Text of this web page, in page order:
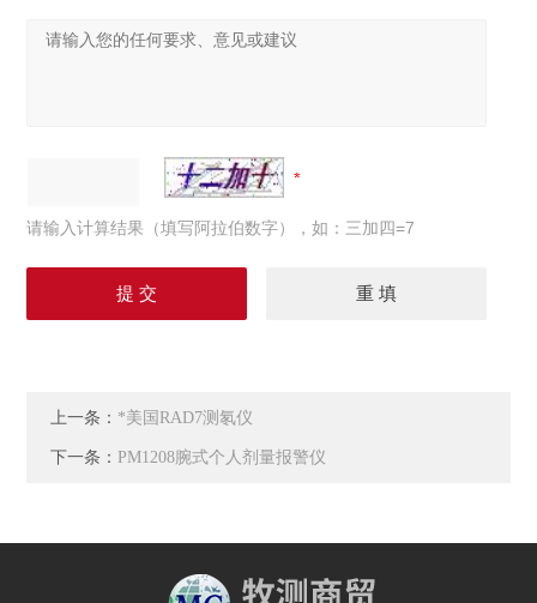
请输入计算结果（填写阿拉伯数字），如：三加四=7
上一条： *美国RAD7测氡仪
下一条： PM1208腕式个人剂量报警仪